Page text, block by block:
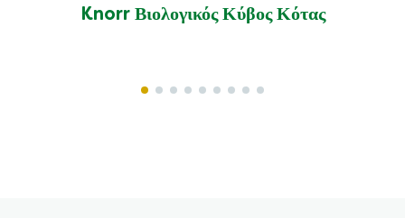
Knorr Βιολογικός Κύβος Κότας